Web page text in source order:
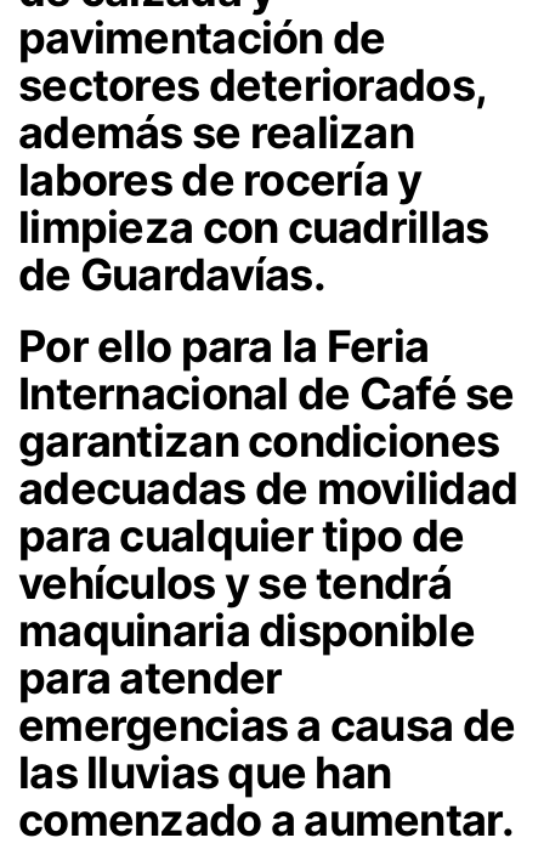
pavimentación de
sectores deteriorados,
además se realizan
labores de rocería y
limpieza con cuadrillas
de Guardavías.
Por ello para la Feria
Internacional de Café se
garantizan condiciones
adecuadas de movilidad
para cualquier tipo de
vehículos y se tendrá
maquinaria disponible
para atender
emergencias a causa de
las lluvias que han
comenzado a aumentar.